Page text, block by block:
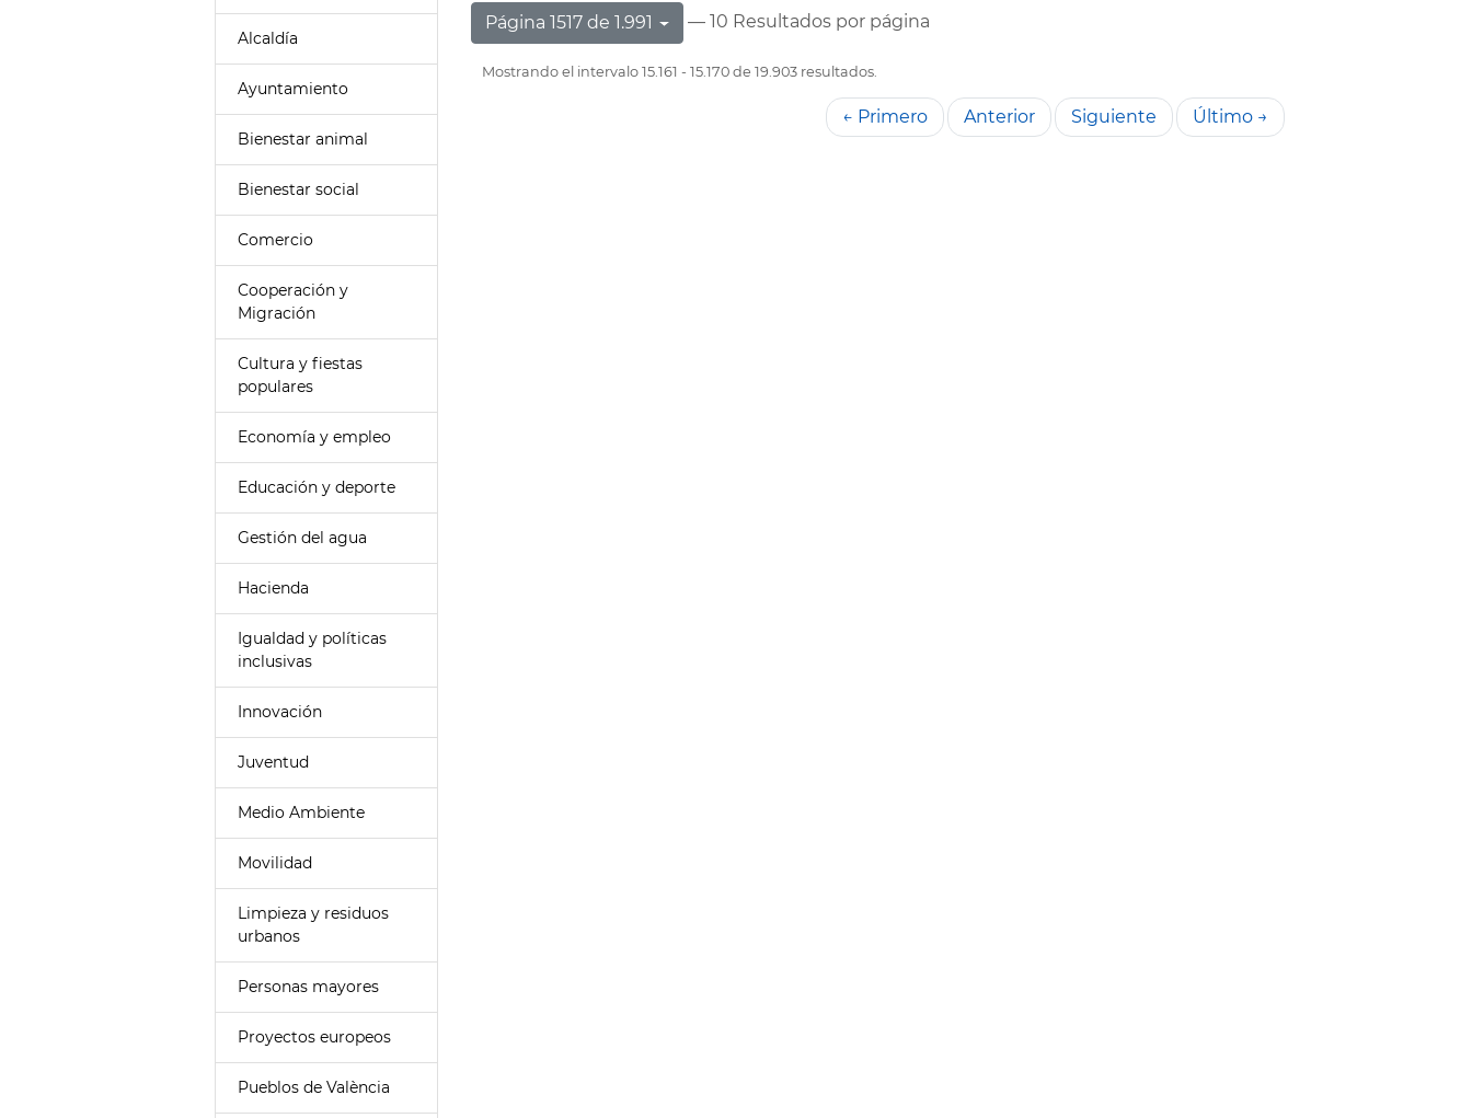
Alcaldía
Ayuntamiento
Bienestar animal
Bienestar social
Comercio
Cooperación y
Migración
Cultura y fiestas
populares
Economía y empleo
Educación y deporte
Gestión del agua
Hacienda
Igualdad y políticas
inclusivas
Innovación
Juventud
Medio Ambiente
Movilidad
Limpieza y residuos
urbanos
Personas mayores
Proyectos europeos
Pueblos de València
Página 1517 de 1.991 — 10 Resultados por página
Mostrando el intervalo 15.161 - 15.170 de 19.903 resultados.
← Primero Anterior Siguiente Último →